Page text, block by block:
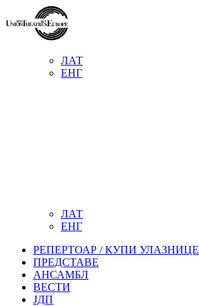
ЛАТ
ЕНГ
ЛАТ
ЕНГ
РЕПЕРТОАР / КУПИ УЛАЗНИЦЕ
ПРЕДСТАВЕ
АНСАМБЛ
ВЕСТИ
ЈДП